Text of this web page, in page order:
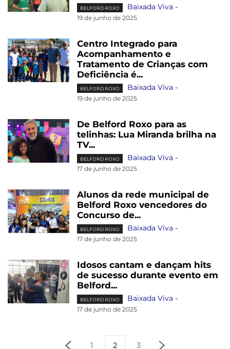
BELFORD ROXO Baixada Viva -
19 de junho de 2025
Centro Integrado para
Acompanhamento e
Tratamento de Crianças com
Deficiência é...
BELFORD ROXO Baixada Viva -
19 de junho de 2025
De Belford Roxo para as
telinhas: Lua Miranda brilha na
TV...
BELFORD ROXO Baixada Viva -
17 de junho de 2025
Alunos da rede municipal de
Belford Roxo vencedores do
Concurso de...
BELFORD ROXO Baixada Viva -
17 de junho de 2025
Idosos cantam e dançam hits
de sucesso durante evento em
Belford...
BELFORD ROXO Baixada Viva -
17 de junho de 2025
1 2 3